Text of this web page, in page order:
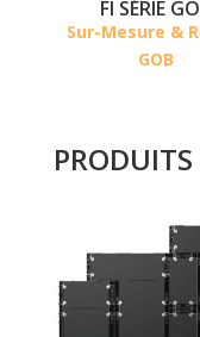
FI SÉRIE
Sur-Mesure &
GOB